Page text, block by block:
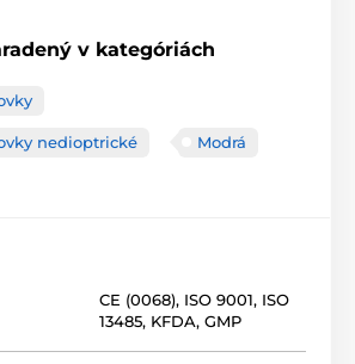
v kategóriách
nedioptrické Modrá
CE (0068), ISO 9001, ISO
13485, KFDA, GMP